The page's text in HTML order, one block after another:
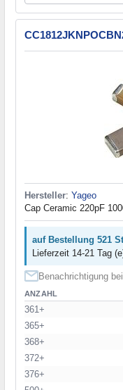
Hersteller: Yageo
Cap Ceramic 220pF
auf Bestellung 521
Lieferzeit 14-21 Tag
Benachrichtigung
ANZAHL
361+
365+
368+
372+
376+